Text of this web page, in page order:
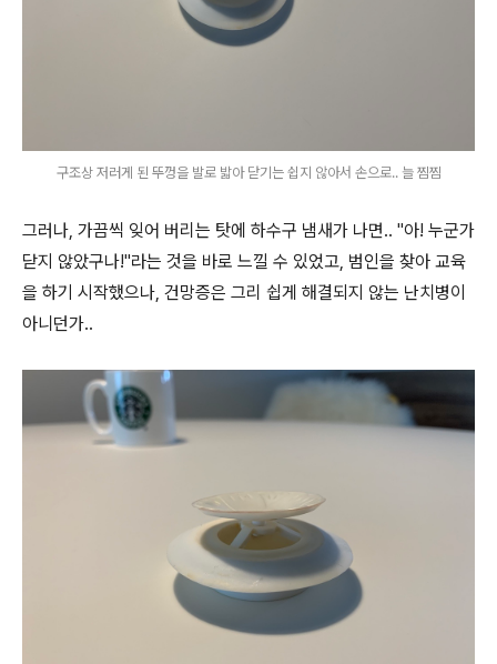
구조상 저러게 된 뚜껑을 발로 밟아 닫기는 쉽지 않아서 손으로.. 늘 찜찜
그러나, 가끔씩 잊어 버리는 탓에 하수구 냄새가 나면.. "아! 누군가
닫지 않았구나!"라는 것을 바로 느낄 수 있었고, 범인을 찾아 교육
을 하기 시작했으나, 건망증은 그리 쉽게 해결되지 않는 난치병이
아니던가..